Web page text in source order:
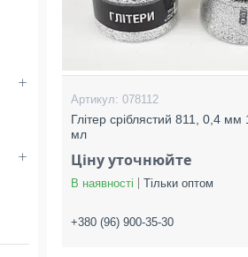
078112
Глітер сріблястий 811, 0,4
мл
Ціну уточнюйте
В наявності Тільки оптом
+380 (96) 900-35-30